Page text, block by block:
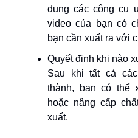
dụng các công cụ
video của bạn có
bạn cần xuất ra với
Quyết định khi nào
Sau khi tất cả
thành, bạn có thể
hoặc nâng cấp
xuất.